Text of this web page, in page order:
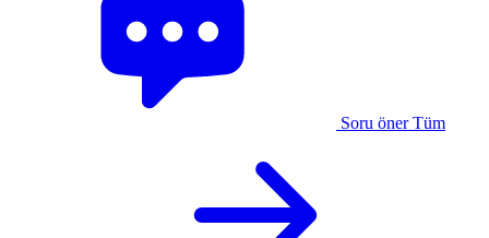
Soru öner Tüm